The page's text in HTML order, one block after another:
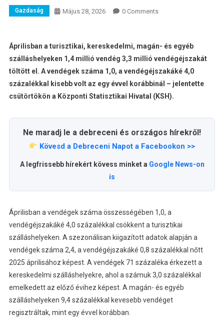
Gazdaság Május 28, 2026 0 Comments
Áprilisban a turisztikai, kereskedelmi, magán- és egyéb
szálláshelyeken 1,4 millió vendég 3,3 millió vendégéjszakát
töltött el. A vendégek száma 1,0, a vendégéjszakáké 4,0
százalékkal kisebb volt az egy évvel korábbinál – jelentette
csütörtökön a Központi Statisztikai Hivatal (KSH).
Ne maradj le a debreceni és országos hírekről!
Kövesd a Debreceni Napot a Facebookon >>
A legfrissebb hírekért kövess minket a Google News-on
is
Áprilisban a vendégek száma összességében 1,0, a
vendégéjszakáké 4,0 százalékkal csökkent a turisztikai
szálláshelyeken. A szezonálisan kiigazított adatok alapján a
vendégek száma 2,4, a vendégéjszakáké 0,8 százalékkal nőtt
2025 áprilisához képest. A vendégek 71 százaléka érkezett a
kereskedelmi szálláshelyekre, ahol a számuk 3,0 százalékkal
emelkedett az előző évihez képest. A magán- és egyéb
szálláshelyeken 9,4 százalékkal kevesebb vendéget
regisztráltak, mint egy évvel korábban.